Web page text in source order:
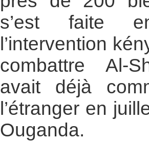
s’est faite
l’intervention
combattre Al-
avait déjà
l’étranger en
Ouganda.